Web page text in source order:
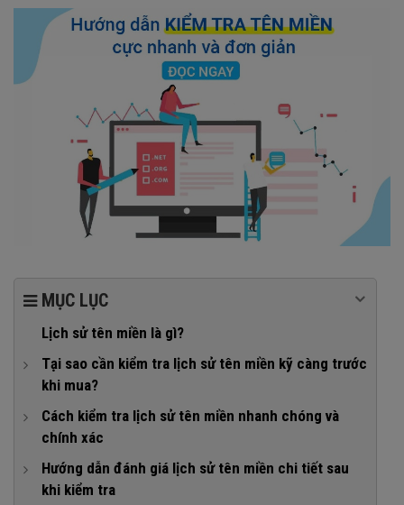
MỤC LỤC
Lịch sử tên miền là gì?
Tại sao cần kiểm tra lịch sử tên miền kỹ càng trước
khi mua?
1. Tránh rủi ro về SEO
2. Kiểm tra uy tín và độ tin cậy
3. Bảo vệ uy tín thương hiệu
4. Định giá tên miền chính xác
Cách kiểm tra lịch sử tên miền nhanh chóng và
chính xác
1. Kiểm tra lịch sử tên miền thông qua dữ liệu Whois
2. Dùng công cụ check lịch sử tên miền chuyên dụng
Hướng dẫn đánh giá lịch sử tên miền chi tiết sau
khi kiểm tra